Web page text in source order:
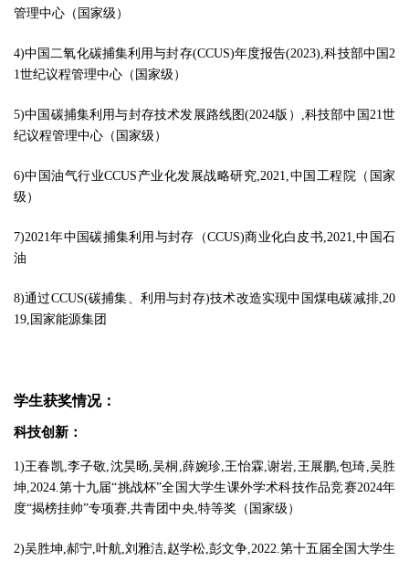
管理中心（国家级）
4)中国二氧化碳捕集利用与封存(CCUS)年度报告(2023),科技部中国2
1世纪议程管理中心（国家级）
5)中国碳捕集利用与封存技术发展路线图(2024版）,科技部中国21世
纪议程管理中心（国家级）
6)中国油气行业CCUS产业化发展战略研究,2021,中国工程院（国家
级）
7)2021年中国碳捕集利用与封存（CCUS)商业化白皮书,2021,中国石
油
8)通过CCUS(碳捕集、利用与封存)技术改造实现中国煤电碳减排,20
19,国家能源集团
学生获奖情况：
科技创新 ：
1)王春凯,李子敬,沈昊旸,吴桐,薛婉珍,王怡霖,谢岩,王展鹏,包琦,吴胜
坤,2024.第十九届“挑战杯”全国大学生课外学术科技作品竞赛2024年
度“揭榜挂帅”专项赛,共青团中央,特等奖（国家级）
2)吴胜坤,郝宁,叶航,刘雅洁,赵学松,彭文争,2022.第十五届全国大学生